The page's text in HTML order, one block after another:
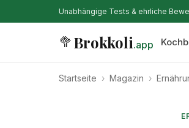
Unabhängige Tests & ehrliche
🥦Brokkoli.app
Startseite › Magazin ›